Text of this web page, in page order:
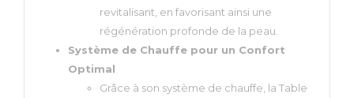
revitalisant, en favorisant ainsi une
régénération profonde de la peau.
Système de Chauffe pour un Confort
Optimal
Grâce à son système de chauffe, la Table